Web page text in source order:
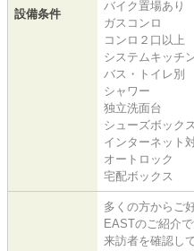
設備条件
バイク置場あり
ガスコンロ
コンロ２口以上
システムキッチ
バス・トイレ別
シャワー
独立洗面台
シューズボックス
インターネット
オートロック
宅配ボックス
多くの方からご
EASTのご紹介
来訪者を確認し